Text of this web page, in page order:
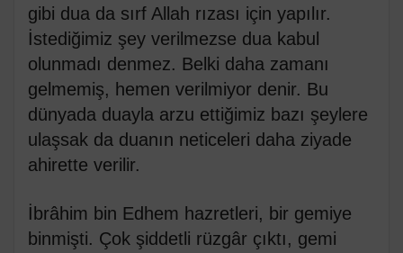
gibi dua da sırf Allah rızası için yapılır.
İstediğimiz şey verilmezse dua kabul
olunmadı denmez. Belki daha zamanı
gelmemiş, hemen verilmiyor denir. Bu
dünyada duayla arzu ettiğimiz bazı şeylere
ulaşsak da duanın neticeleri daha ziyade
ahirette verilir.
İbrâhim bin Edhem hazretleri, bir gemiye
binmişti. Çok şiddetli rüzgâr çıktı, gemi